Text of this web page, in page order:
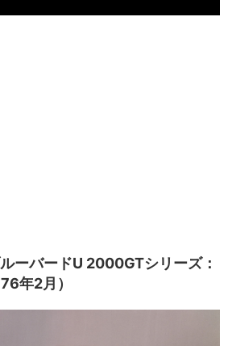
ーバードU 2000GTシリーズ：
年2月）